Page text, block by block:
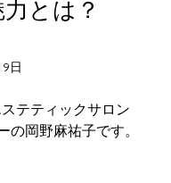
力とは？
日
テティックサロン
の岡野麻祐子です。